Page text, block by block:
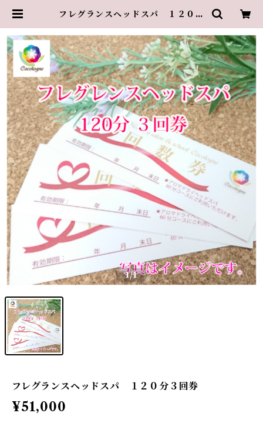
フレグランスヘッドスパ １２０分
1/1
フレグランスヘッドスパ １２０分３回券
¥51,000